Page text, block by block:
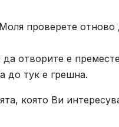
проверете
отворите е
до тук е грешна.
която Ви